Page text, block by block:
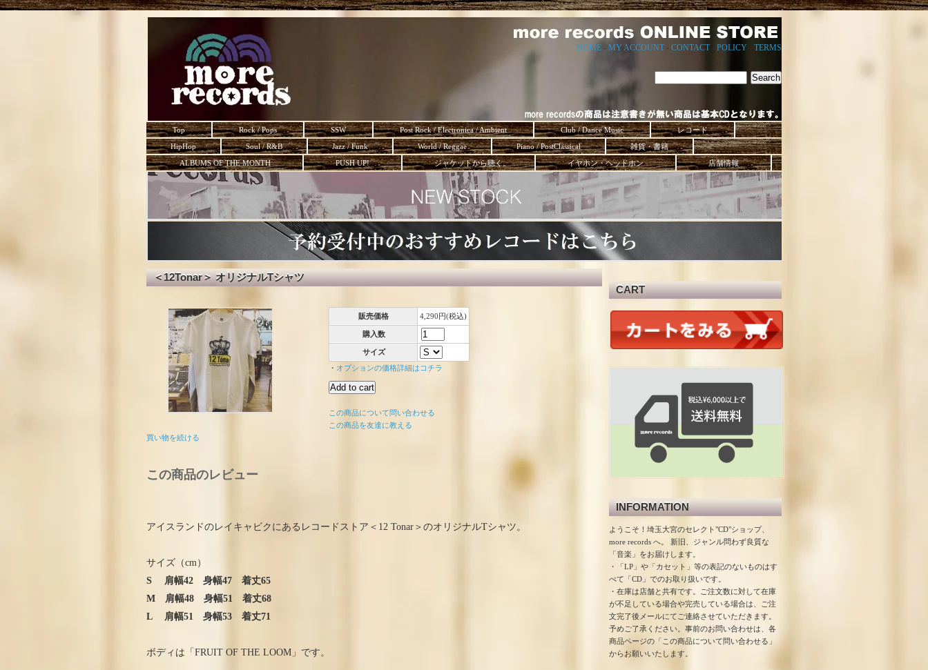
HOME - MY ACCOUNT - CONTACT- POLICY TERMS
Top Rock / Pops SSW Post Rock / Electronica / Ambient Club / Dance Music
レコード
HipHop
Soul / R&B Jazz / Funk World / Reggae Piano / PostClassical
雑貨・書籍
ALBUMS OF THE MONTH
PUSH UP! ジャケットから聴く。 イヤホン・ヘッドホン 店舗情報
＜12Tonar＞ オリジナルTシャツ
販売価格 4,290円(税込)
購入数
サイズ
・ オプションの価格詳細はコチラ
この商品について問い合わせる
この商品を友達に教える
買い物を続ける
この商品のレビュー
アイスランドのレイキャビクにあるレコードストア＜12 Tonar＞のオリジナルTシャツ。
サイズ（cm）
S 肩幅42 身幅47 着丈65
M 肩幅48 身幅51 着丈68
L 肩幅51 身幅53 着丈71
ボディは「FRUIT OF THE LOOM」です。
CART
INFORMATION
ようこそ！埼玉大宮のセレクト"CD"ショップ、
more records へ。 新旧、ジャンル問わず良質な
「音楽」をお届けします。
・「LP」や「カセット」等の表記のないものはす
べて「CD」でのお取り扱いです。
・在庫は店舗と共有です。ご注文数に対して在庫
が不足している場合や完売している場合は、ご注
文完了後メールにてご連絡させていただきます。
予めご了承ください。事前のお問い合わせは、各
商品ページの「この商品について問い合わせる」
からお願いいたします。